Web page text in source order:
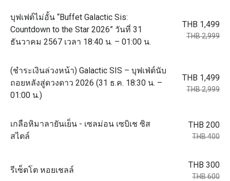
บุฟเฟต์ไม่อั้น “Buffet Galactic Sis:
Countdown to the Star 2026” วันที่ 31
ธันวาคม 2567 เวลา 18:40 น. – 01:00 น.
THB 1,499
THB 2,999
(ชำระเงินล่วงหน้า) Galactic SIS – บุฟเฟ่ต์นับ
ถอยหลังสู่ดวงดาว 2026 (31 ธ.ค. 18:30 น. –
01:00 น.)
THB 1,499
THB 2,999
เกลือหิมาลายันเย็น - เซลม่อน เซบิเช ซิส
สไตล์
THB 200
THB 400
รีเซ็ตโต หอยเชลล์
THB 300
THB 600